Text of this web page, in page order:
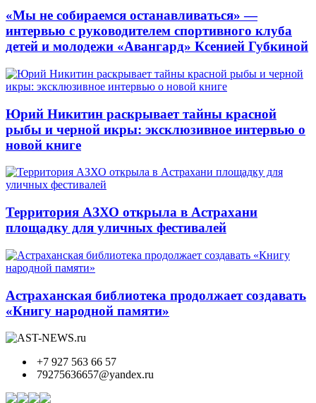
«Мы не собираемся останавливаться» —
интервью с руководителем спортивного клуба
детей и молодежи «Авангард» Ксенией Губкиной
Юрий Никитин раскрывает тайны красной
рыбы и черной икры: эксклюзивное интервью о
новой книге
Территория АЗХО открыла в Астрахани
площадку для уличных фестивалей
Астраханская библиотека продолжает создавать
«Книгу народной памяти»
+7 927 563 66 57
79275636657@yandex.ru